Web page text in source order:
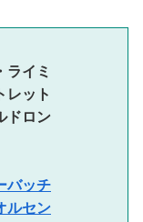
ライミ
レット
バッチ
ルセン